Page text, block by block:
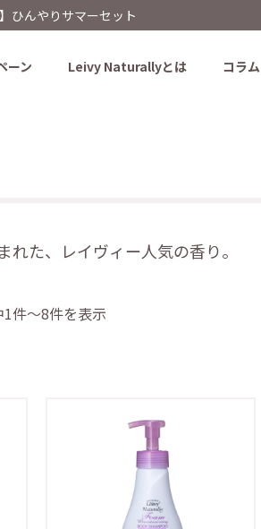
ひんやりサマーセット
ーン Leivy Naturallyとは コラム
れた、レイヴィー人気の香り。
件～8件を表示